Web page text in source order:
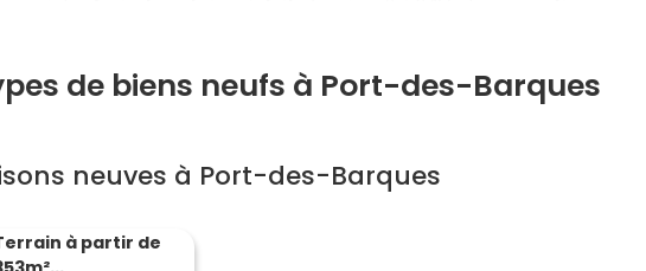
des
(environ 2 à 3 %), des
biennale, décennale) et, si tu es
tu maîtrises ton budget dès le départ. La vie pratique suit : commerces
activités nautiques, balades côté île Madame, accès rapide vers
Dans une maison, tu profites d’un terrain facile à entretenir, d’un
est simple et progressif, avec des appels de fonds étalés, et un
remise des clés. Si tu hésites entre plusieurs quartiers ou types de
de biens neufs à Port-des-Barques
neuves à Port-des-Barques
à partir de